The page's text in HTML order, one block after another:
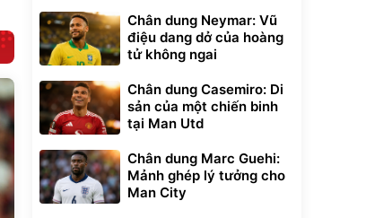
Chân dung Neymar: Vũ
điệu dang dở của hoàng
tử không ngai
Chân dung Casemiro: Di
sản của một chiến binh
tại Man Utd
Chân dung Marc Guehi:
Mảnh ghép lý tưởng cho
Man City